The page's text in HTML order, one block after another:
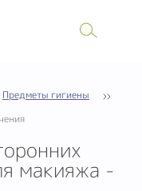
Предметы гигиены
макияжа -